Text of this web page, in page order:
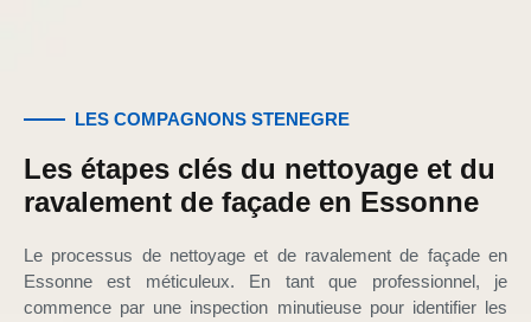
LES COMPAGNONS STENEGRE
Les étapes clés du nettoyage et du
ravalement de façade en Essonne
Le processus de nettoyage et de ravalement de façade en
Essonne est méticuleux. En tant que professionnel, je
commence par une inspection minutieuse pour identifier les